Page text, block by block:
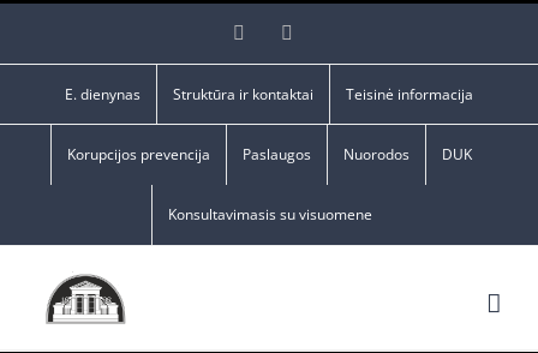
Facebook
E. dienynas Struktūra ir kontaktai Teisinė informacija
Korupcijos prevencija Paslaugos Nuorodos DUK
Konsultavimasis su visuomene